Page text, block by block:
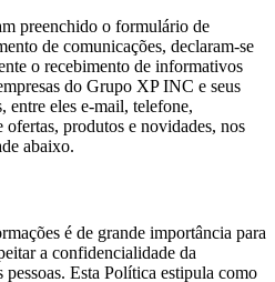
preenchido o formulário de
de comunicações, declaram-se
o recebimento de informativos
do Grupo XP INC e seus
entre eles e-mail, telefone,
produtos e novidades, nos
abaixo.
é de grande importância para
a confidencialidade da
Esta Política estipula como